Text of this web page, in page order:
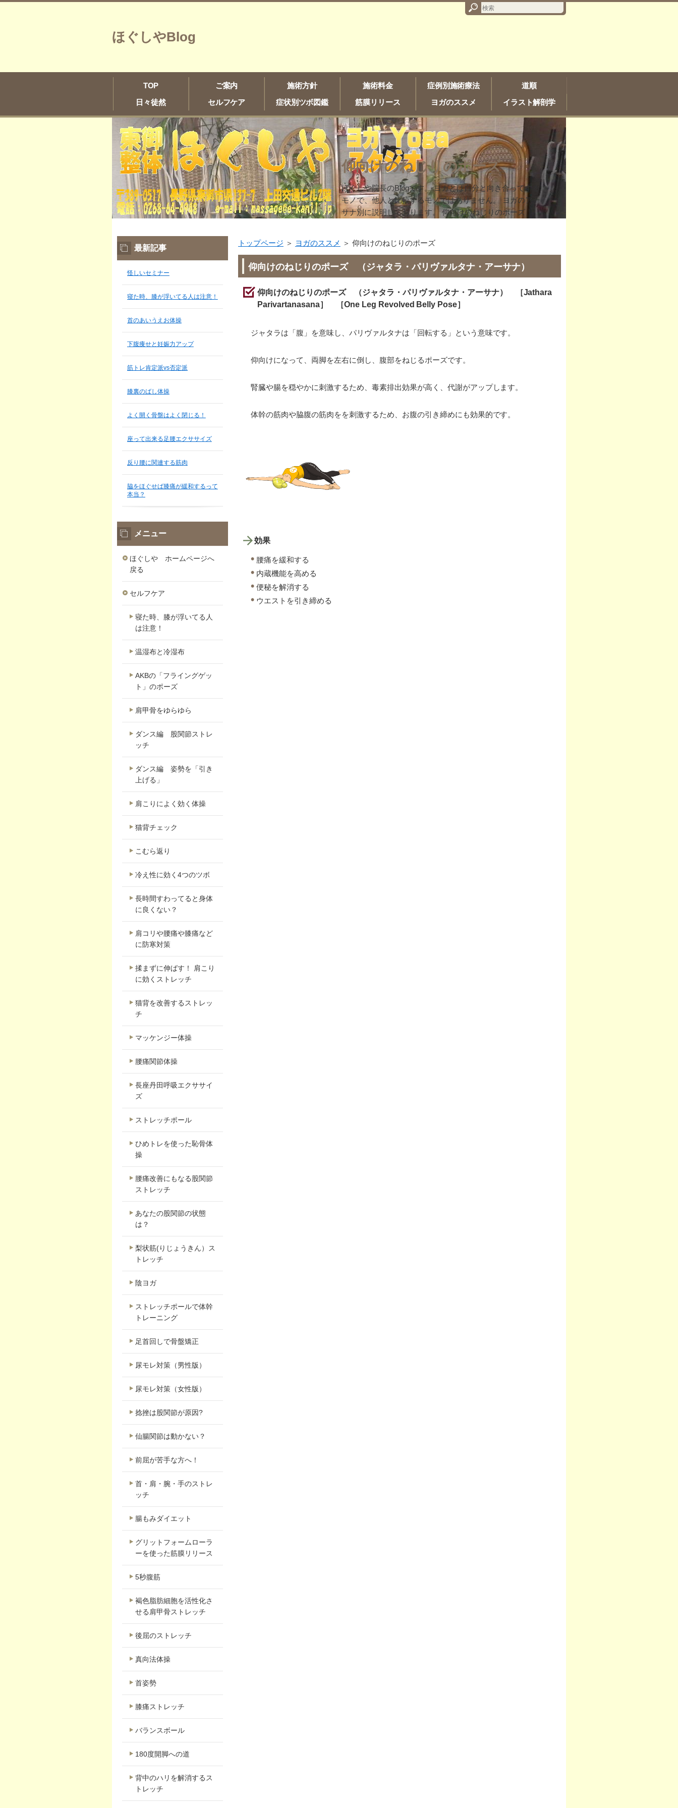
ほぐしやBlog
TOP ご案内 施術方針 施術料金 症例別施術療法
道順
日々徒然
セルフケア 症状別ツボ図鑑 筋膜リリース ヨガのススメ イラスト解剖学
仰向けのねじりのポーズ
ほぐしや院長のBlogです。 ヨガとは自分と向き合ってする
モノで、他人と比較するモノではありません。 ヨガのアー
サナ別に説明しております。 仰向けのねじりのポーズ
トップページ ＞ ヨガのススメ ＞ 仰向けのねじりのポーズ
仰向けのねじりのポーズ （ジャタラ・パリヴァルタナ・アーサナ）
仰向けのねじりのポーズ （ジャタラ・パリヴァルタナ・アーサナ） ［Jathara
Parivartanasana］ ［One Leg Revolved Belly Pose］
ジャタラは「腹」を意味し、パリヴァルタナは「回転する」という意味です。
仰向けになって、両脚を左右に倒し、腹部をねじるポーズです。
腎臓や腸を穏やかに刺激するため、毒素排出効果が高く、代謝がアップします。
体幹の筋肉や脇腹の筋肉をを刺激するため、お腹の引き締めにも効果的です。
効果
腰痛を緩和する
内蔵機能を高める
便秘を解消する
ウエストを引き締める
最新記事
怪しいセミナー
寝た時、膝が浮いてる人は注意！
首のあいうえお体操
下腹痩せと妊娠力アップ
筋トレ肯定派vs否定派
膝裏のばし体操
よく開く骨盤はよく閉じる！
座って出来る足腰エクササイズ
反り腰に関連する筋肉
脇をほぐせば膝痛が緩和するって
本当？
メニュー
ほぐしや ホームページへ
戻る
セルフケア
寝た時、膝が浮いてる人
は注意！
温湿布と冷湿布
AKBの「フライングゲッ
ト」のポーズ
肩甲骨をゆらゆら
ダンス編 股関節ストレ
ッチ
ダンス編 姿勢を「引き
上げる」
肩こりによく効く体操
猫背チェック
こむら返り
冷え性に効く4つのツボ
長時間すわってると身体
に良くない？
肩コリや腰痛や膝痛など
に防寒対策
揉まずに伸ばす！ 肩こり
に効くストレッチ
猫背を改善するストレッ
チ
マッケンジー体操
腰痛関節体操
長座丹田呼吸エクササイ
ズ
ストレッチポール
ひめトレを使った恥骨体
操
腰痛改善にもなる股関節
ストレッチ
あなたの股関節の状態
は？
梨状筋(りじょうきん）ス
トレッチ
陰ヨガ
ストレッチポールで体幹
トレーニング
足首回しで骨盤矯正
尿モレ対策（男性版）
尿モレ対策（女性版）
捻挫は股関節が原因?
仙腸関節は動かない？
前屈が苦手な方へ！
首・肩・腕・手のストレ
ッチ
腸もみダイエット
グリットフォームローラ
ーを使った筋膜リリース
5秒腹筋
褐色脂肪細胞を活性化さ
せる肩甲骨ストレッチ
後屈のストレッチ
真向法体操
首姿勢
膝痛ストレッチ
バランスボール
180度開脚への道
背中のハリを解消するス
トレッチ